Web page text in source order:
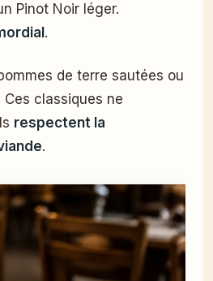
Pinot Noir léger.
.
de terre sautées ou
classiques ne
respectent la
.